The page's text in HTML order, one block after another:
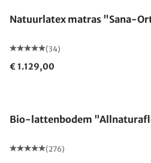
Natuurlatex matras "Sana-
(34)
€ 1.129,00
Bio-lattenbodem
(276)